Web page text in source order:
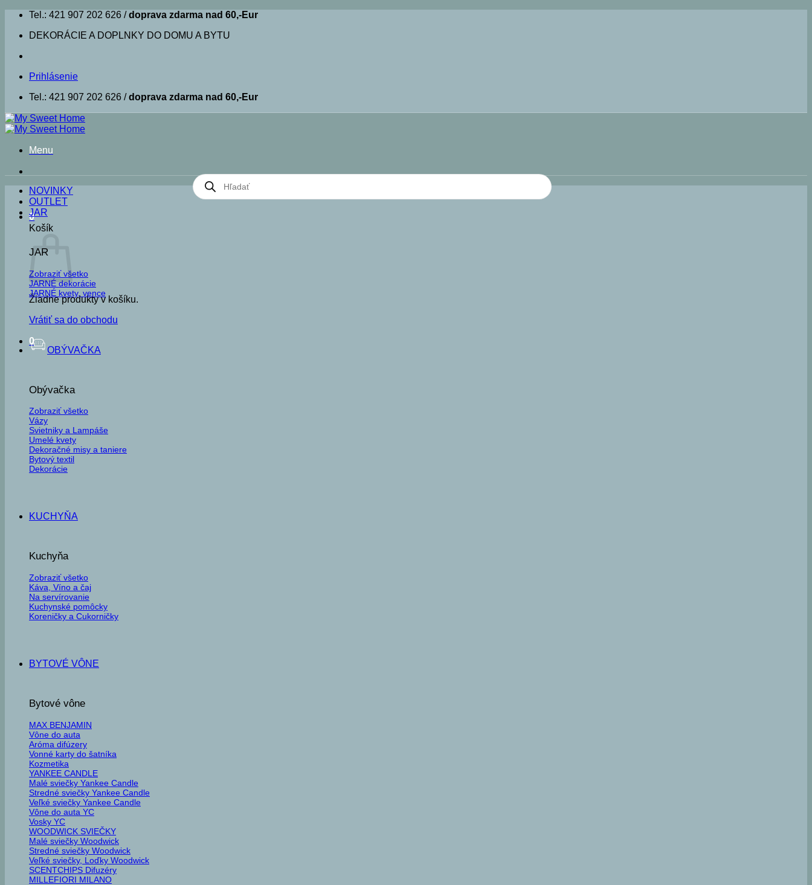
Skip
content
Tel.: 421 907 202 626 /doprava zdarma nad 60,-Eur
DEKORÁCIE A DOPLNKY DO DOMU A BYTU
Prihlásenie
Tel.: 421 907 202 626 /doprava zdarma nad 60,-Eur
Menu
Products
search
0
Košík
Žiadne produkty v košíku.
Vrátiť sa do obchodu
0
NOVINKY
OUTLET
JAR
JAR
Zobraziť všetko
JARNÉ dekorácie
JARNÉ kvety, vence
OBÝVAČKA
Obývačka
Zobraziť všetko
Vázy
Svietniky a Lampáše
Umelé kvety
Dekoračné misy a taniere
Bytový textil
Dekorácie
KUCHYŇA
Kuchyňa
Zobraziť všetko
Káva, Víno a čaj
Na servírovanie
Kuchynské pomôcky
Koreničky a Cukorničky
BYTOVÉ VÔNE
Bytové vône
MAX BENJAMIN
Vône do auta
Aróma difúzery
Vonné karty do šatníka
Kozmetika
YANKEE CANDLE
Malé sviečky Yankee Candle
Stredné sviečky Yankee Candle
Veľké sviečky Yankee Candle
Vône do auta YC
Vosky YC
WOODWICK SVIEČKY
Malé sviečky Woodwick
Stredné sviečky Woodwick
Veľké sviečky, Loďky Woodwick
SCENTCHIPS Difuzéry
MILLEFIORI MILANO